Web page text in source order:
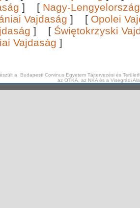
] [ Nagy-
Vajdaság ] [ Opolei
] [ Świętokrzyski
Vajdaság ]
a Budapesti Corvinus Egyetem Tájtervezési és
az OTKA, az NKA és a Visegrádi